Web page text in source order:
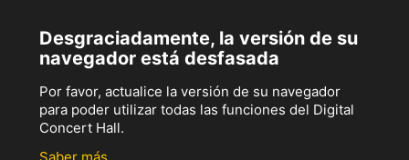
Desgraciadamente, la versión de su
navegador está desfasada
Por favor, actualice la versión de su navegador
para poder utilizar todas las funciones del Digital
Concert Hall.